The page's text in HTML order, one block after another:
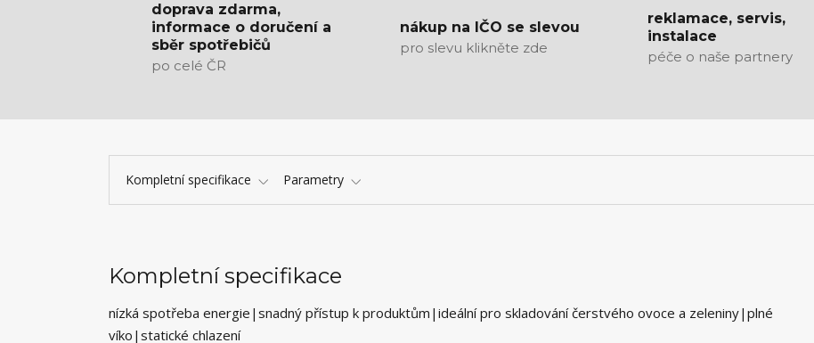
doprava zdarma,
informace o doručení a
sběr spotřebičů
po celé ČR
nákup na IČO se slevou
pro slevu klikněte zde
reklamace, servis,
instalace
péče o naše partnery
Kompletní specifikace Parametry
Kompletní specifikace
nízká spotřeba energie|snadný přístup k produktům|ideální pro skladování čerstvého ovoce a zeleniny|plné
víko|statické chlazení